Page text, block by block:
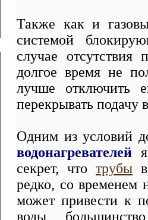
Также как и
системой
случае
долгое время не
лучше отключить
перекрывать подачу
Одним из условий
водонагревателей
секрет, что трубы
редко, со временем
может привести к
воды